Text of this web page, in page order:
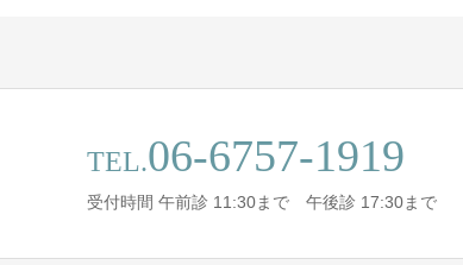
TEL.06-6757-1919
受付時間 午前診 11:30まで 午後診 17:30まで